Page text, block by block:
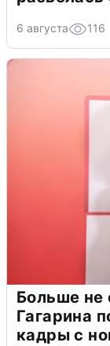
6 августа 116
Больше не
Гагарина
кадры с